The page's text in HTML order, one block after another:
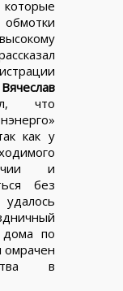
Вячеслав
что
как у
и
без
по
омрачен
в